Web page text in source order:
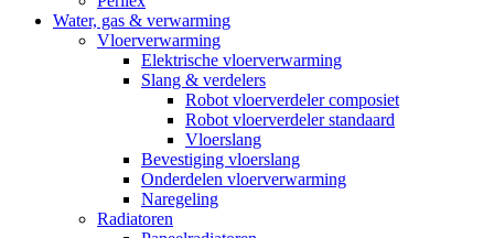
Water, gas & verwarming
Vloerverwarming
Elektrische vloerverwarming
Slang & verdelers
Robot vloerverdeler composiet
Robot vloerverdeler standaard
Vloerslang
Bevestiging vloerslang
Onderdelen vloerverwarming
Naregeling
Radiatoren